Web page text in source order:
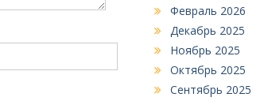
Февраль 2026
Декабрь 2025
Ноябрь 2025
Октябрь 2025
Сентябрь 2025